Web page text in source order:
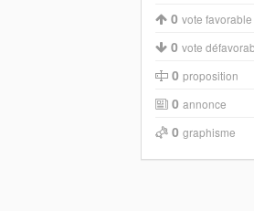
0 vote favorable
0 vote
0 proposition
0 annonce
0 graphisme